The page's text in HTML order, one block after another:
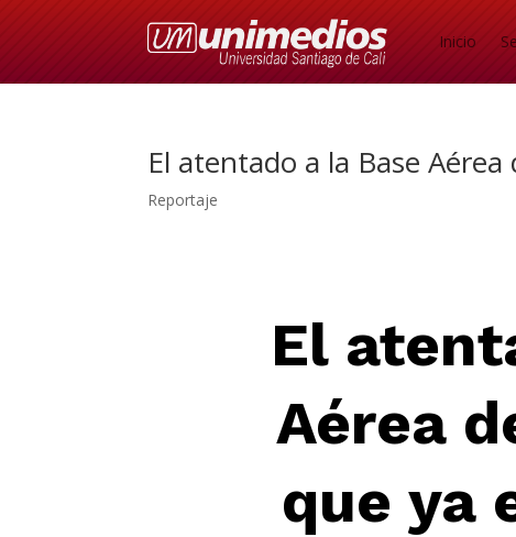
Inicio
El atentado a la Base
Reportaje
El
Aérea
que ya